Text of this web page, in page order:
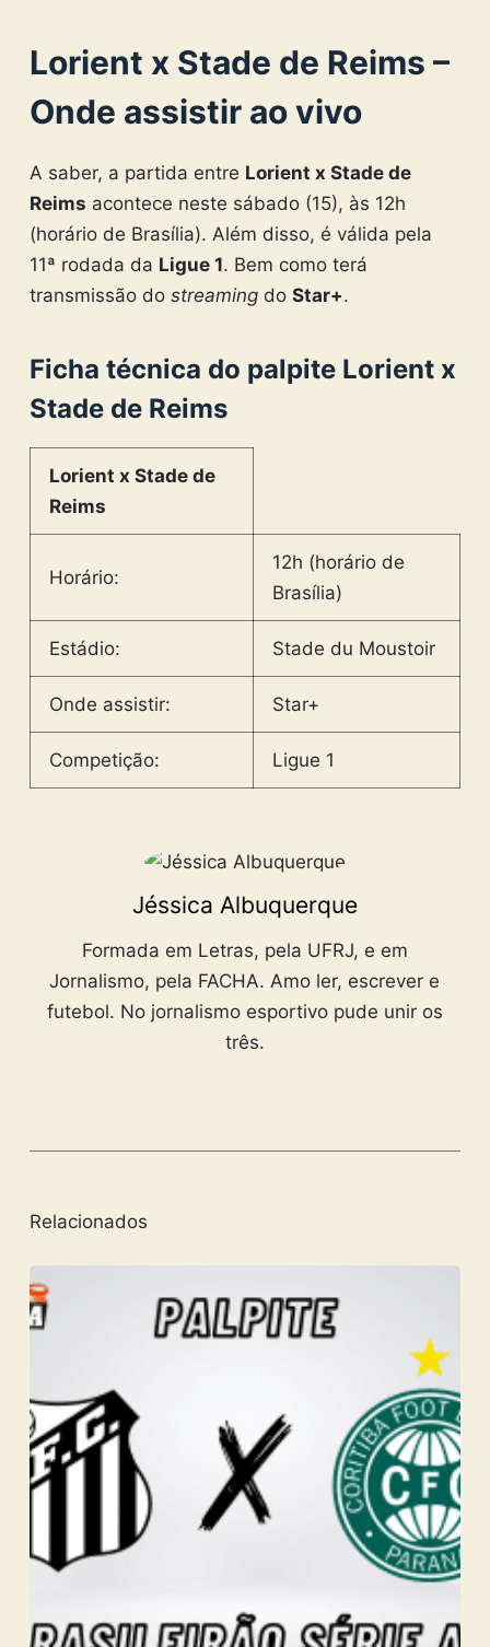
Lorient x Stade de Reims –
Onde assistir ao vivo
A saber, a partida entre Lorient x Stade de
Reims acontece neste sábado (15), às 12h
(horário de Brasília). Além disso, é válida pela
11ª rodada da Ligue 1. Bem como terá
transmissão do streamingdo Star+.
Ficha técnica do palpite Lorient x
Stade de Reims
Lorient x Stade de
Reims
Horário:
12h (horário de
Brasília)
Estádio: Stade du Moustoir
Onde assistir: Star+
Competição: Ligue 1
Jéssica Albuquerque
Formada em Letras, pela UFRJ, e em
Jornalismo, pela FACHA. Amo ler, escrever e
futebol. No jornalismo esportivo pude unir os
três.
Relacionados